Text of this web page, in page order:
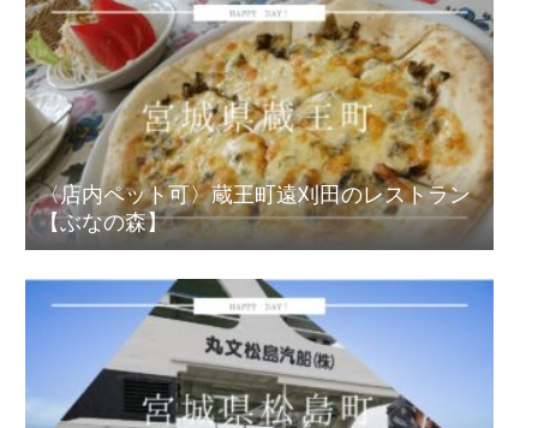
〈店内ペット可〉蔵王町遠刈田のレストラン
【ぶなの森】